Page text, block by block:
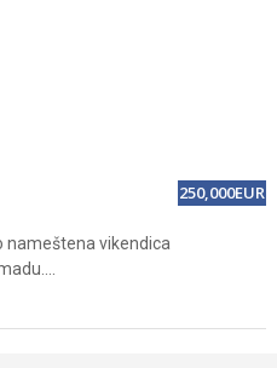
nameštena vikendica
250,000EUR